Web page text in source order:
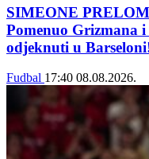
SIMEONE
Pomenuo Grizmana
odjeknuti u
Fudbal 17:40 08.08.2026.